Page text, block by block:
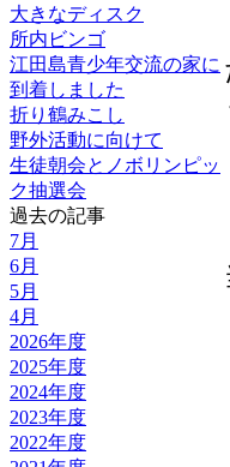
大きなディスク
所内ビンゴ
江田島青少年交流の家に
到着しました
折り鶴みこし
野外活動に向けて
生徒朝会とノボリンピッ
ク抽選会
過去の記事
7月
6月
5月
4月
2026年度
2025年度
2024年度
2023年度
2022年度